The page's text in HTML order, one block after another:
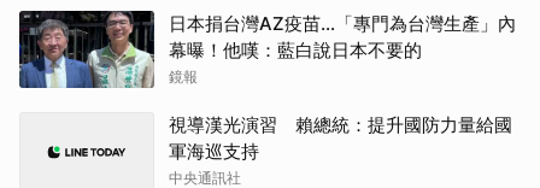
日本捐台灣AZ疫苗…「專門為台灣生產」內
幕曝！他嘆：藍白說日本不要的
鏡報
視導漢光演習 賴總統：提升國防力量給國
軍海巡支持
中央通訊社